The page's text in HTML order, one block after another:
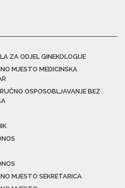
ZA ODJEL GINEKOLOGIJE
MJESTO MEDICINSKA
OSPOSOBLJAVANJE BEZ
MJESTO SEKRETARICA